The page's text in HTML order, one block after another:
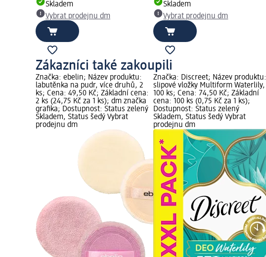
Skladem
Vybrat prodejnu dm
Skladem
Vybrat prodejnu dm
Zákazníci také zakoupili
Značka: ebelin; Název produktu:
labutěnka na pudr, více druhů, 2
ks; Cena: 49,50 Kč; Základní cena:
2 ks (24,75 Kč za 1 ks); dm značka
grafika; Dostupnost: Status zelený
Skladem, Status šedý Vybrat
prodejnu dm
Značka: Discreet; Název produktu:
slipové vložky Multiform Waterlily,
100 ks; Cena: 74,50 Kč; Základní
cena: 100 ks (0,75 Kč za 1 ks);
Dostupnost: Status zelený
Skladem, Status šedý Vybrat
prodejnu dm